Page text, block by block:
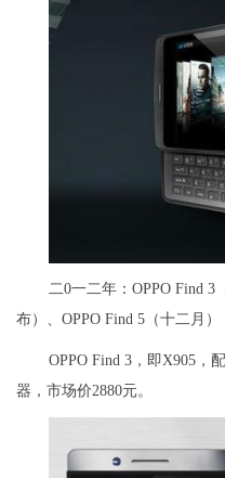
二0一二年：OPPO Find 3
布）、OPPO Find 5（十二月）
OPPO Find 3，即X905，
器，市场价2880元。